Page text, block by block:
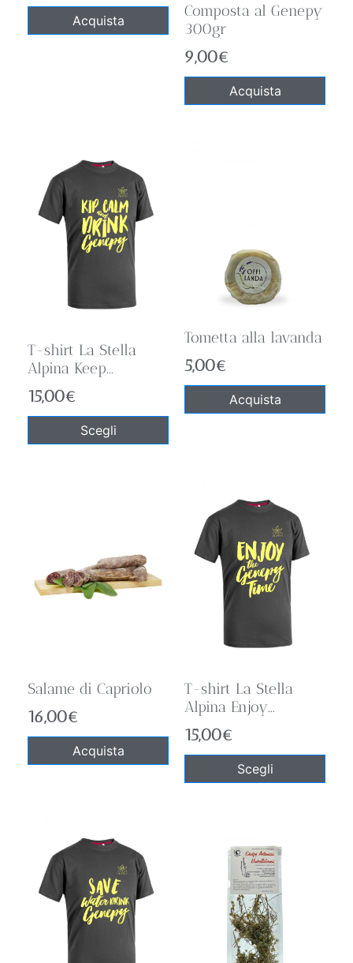
Acquista
Composta al Genepy
300gr
9,00€
Acquista
T-shirt La Stella
Alpina Keep...
15,00€
Scegli
Tometta alla lavanda
5,00€
Acquista
Salame di Capriolo
16,00€
Acquista
T-shirt La Stella
Alpina Enjoy...
15,00€
Scegli